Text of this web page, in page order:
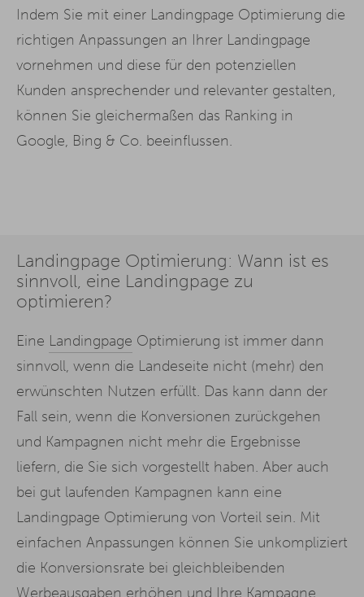
Indem Sie mit einer Landingpage Optimierung die
richtigen Anpassungen an Ihrer Landingpage
vornehmen und diese für den potenziellen
Kunden ansprechender und relevanter gestalten,
können Sie gleichermaßen das Ranking in
Google, Bing & Co. beeinflussen.
Landingpage Optimierung: Wann ist es
sinnvoll, eine Landingpage zu
optimieren?
Eine Landingpage Optimierung ist immer dann
sinnvoll, wenn die Landeseite nicht (mehr) den
erwünschten Nutzen erfüllt. Das kann dann der
Fall sein, wenn die Konversionen zurückgehen
und Kampagnen nicht mehr die Ergebnisse
liefern, die Sie sich vorgestellt haben. Aber auch
bei gut laufenden Kampagnen kann eine
Landingpage Optimierung von Vorteil sein. Mit
einfachen Anpassungen können Sie unkompliziert
die Konversionsrate bei gleichbleibenden
Werbeausgaben erhöhen und Ihre Kampagne